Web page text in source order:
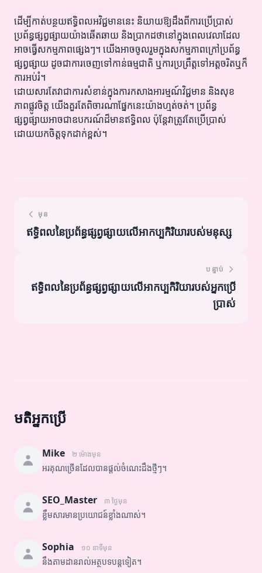
ដើម្បីកាត់បន្ថយឥទ្ធិពលអវិជ្ជមាននេះ និយាយឱ្យដឹងពីការប្រើប្រាស់
ប្រព័ន្ធផ្សព្វផ្សាយយ៉ាងឆើតឆាយ និងប្រាកដថានៅក្នុងពេលវេលាដែល
អាចធ្វើសកម្មភាពផ្សេងៗ។ យើងអាចចូលរួមក្នុងសកម្មភាពក្រៅប្រព័ន្ធ
ផ្សព្វផ្សាយ ដូចជាការចេញទៅកាន់ធម្មជាតិ ឬការប្រព្រឹត្តទៅអត្តចរិតឬក៏
ការអប់រំ។
ដោយសារតែវាជាការសំខាន់ក្នុងការកសាងអារម្មណ៍វិជ្ជមាន និងសុខ
ភាពផ្លូវចិត្ត យើងគួរតែពិចារណាផ្នែកនេះយ៉ាងហ្មត់ចត់។ ប្រព័ន្ធ
ផ្សព្វផ្សាយអាចជាឧបករណ៍ដ៏មានឥទ្ធិពល ប៉ុន្តែវាត្រូវតែប្រើប្រាស់
ដោយយកចិត្តទុកដាក់ខ្ពស់។
មុន
ឥទ្ធិពលនៃប្រព័ន្ធផ្សព្វផ្សាយលើអាកប្បកិរិយារបស់មនុស្ស
បន្ទាប់
ឥទ្ធិពលនៃប្រព័ន្ធផ្សព្វផ្សាយលើអាកប្បកិរិយារបស់អ្នកប្រើ
ប្រាស់
មតិអ្នកប្រើ
Mike ២ ម៉ោងមុន
អរគុណច្រើនដែលបានផ្តល់ចំណេះដឹងថ្មីៗ។
SEO_Master ៣ ថ្ងៃមុន
ខ្លឹមសារមានប្រយោជន៍ខ្លាំងណាស់។
Sophia ១០ នាទីមុន
នឹងតាមដានរាល់អត្ថបទបន្តទៀត។